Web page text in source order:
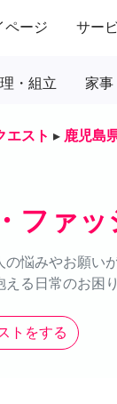
ページ サー
・組立 家事
エスト ▸ 鹿児島
ファ
の悩みやお願い
える日常のお困
トをする